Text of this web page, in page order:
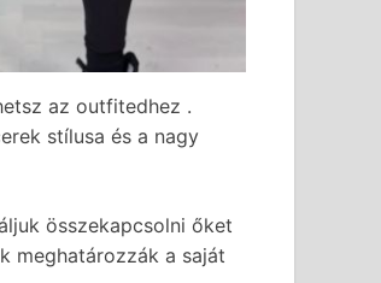
az outfitedhez .
stílusa és a nagy
összekapcsolni őket
meghatározzák a saját